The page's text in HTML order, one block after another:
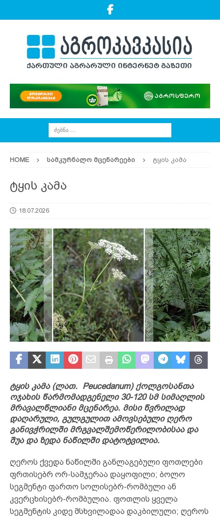
HOME ᲡᲐᲛᲙᲣᲠᲜᲐᲚᲝ ᲛᲪᲔᲜᲐᲠᲔᲔᲑᲘ ტყის კამა
ტყის კამა
18.07.2026
ტყის კამა (ლათ. Peucedanum) ქოლგოსანთა
ოჯახის წარმომადგენელი 30-120 სმ სიმაღლის
მრავალწლიანი მცენარეა. მისი წვრილად
დაღარული, გულგულით ამოვსებული ღერო
განივჭრილში მრგვალშემოწერილობისაა და
შუა და ზედა ნაწილში დატოტვილია.
ღეროს ქვედა ნაწილში განლაგებული ფოთლები
ფრთისებრ ორ-სამჯერაა დაყოფილი; ბოლო
სეგმენტი ფართო სოლისებრ-რომბული ან
კვერცხისებრ-რომბულია. ფოთლის ყველა
სეგმენტის კიდე მსხვილადაა დაკბილული; ღეროს